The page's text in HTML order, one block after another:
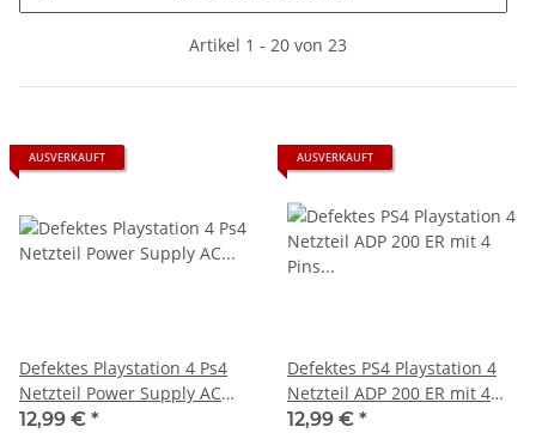
Artikel 1 - 20 von 23
AUSVERKAUFT
Defektes Playstation 4 Ps4
Netzteil Power Supply AC
Adapter N14-200P1A 4 4 pin
12,99 € *
AUSVERKAUFT
Defektes PS4 Playstation 4
Netzteil ADP 200 ER mit 4
Pins am Stecker
12,99 € *